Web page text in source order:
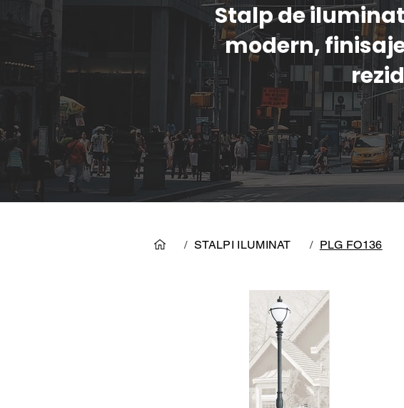
Stalp de
modern,
/ STALPI ILUMINAT / PLG FO136